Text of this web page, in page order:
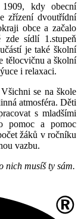
kdy obecní
zřízení dvoutřídní
obce a začalo
zde sídlí 1.stupeň
je také školní
tělocvičnu a školní
i relaxaci.
se na škole
atmosféra. Děti
s mladšími
pomoc a pomoc
žáků v ročníku
vazbu.
nich musíš ty sám.